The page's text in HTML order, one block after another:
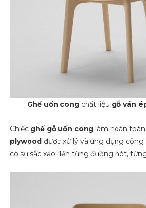
Ghế uốn cong chất liệu gỗ ván
Chiếc ghế gỗ uốn cong làm hoàn
plywood được xử lý và ứng dụng công
có sự sắc xảo đến từng đường nét,